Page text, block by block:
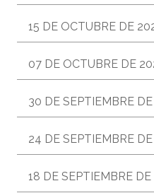
15 DE OCTUBRE DE
07 DE OCTUBRE DE
30 DE SEPTIEMBRE
24 DE SEPTIEMBRE
18 DE SEPTIEMBRE